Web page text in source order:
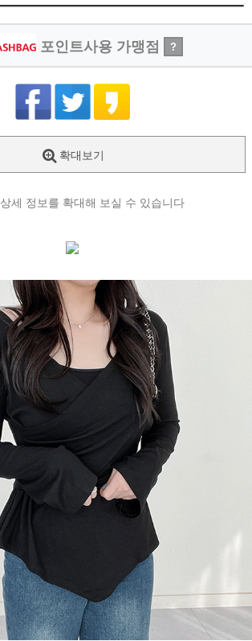
포인트사용 가맹점 ?
확대보기
상세 정보를 확대해 보실 수 있습니다